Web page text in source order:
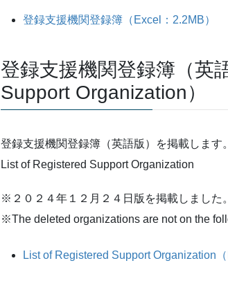
登録支援機関登録簿（Excel：2.2MB）
登録支援機関登録簿（英
Support Organization）
登録支援機関登録簿（英語版）を掲載します。
List of Registered Support Organization
※２０２４年１２月２４日版を掲載しました
※The deleted organizations are not on the
List of Registered Support Organization（